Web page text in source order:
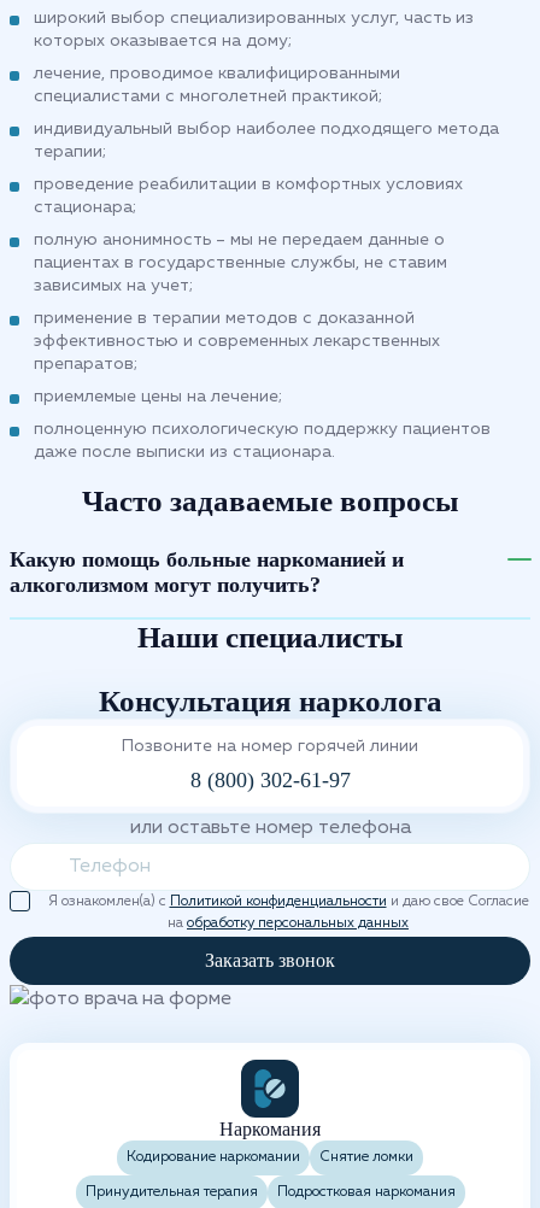
широкий выбор специализированных услуг, часть из
которых оказывается на дому;
лечение, проводимое квалифицированными
специалистами с многолетней практикой;
индивидуальный выбор наиболее подходящего метода
терапии;
проведение реабилитации в комфортных условиях
стационара;
полную анонимность – мы не передаем данные о
пациентах в государственные службы, не ставим
зависимых на учет;
применение в терапии методов с доказанной
эффективностью и современных лекарственных
препаратов;
приемлемые цены на лечение;
полноценную психологическую поддержку пациентов
даже после выписки из стационара.
Часто задаваемые вопросы
Какую помощь больные наркоманией и
алкоголизмом могут получить?
Наши специалисты
Консультация нарколога
Позвоните на номер горячей линии
8 (800) 302-61-97
или оставьте номер телефона
Я ознакомлен(а) с Политикой конфиденциальности и даю свое Согласие
на обработку персональных данных
Заказать звонок
Наркомания
Кодирование наркомании Снятие ломки
Принудительная терапия Подростковая наркомания